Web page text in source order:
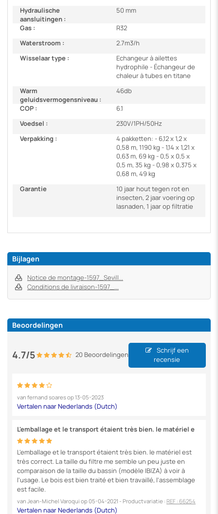
Hydraulische
aansluitingen :
50 mm
Gas :
R32
Waterstroom :
2.7m3/h
Wisselaar type :
Echangeur à ailettes
hydrophile - Échangeur de
chaleur à tubes en titane
Warm
geluidsvermogensniveau :
46db
COP :
6.1
Voedsel :
230V/1PH/50Hz
Verpakking :
4 pakketten: - 6,12 x 1,2 x
0,58 m, 1190 kg - 1,14 x 1,21 x
0,63 m, 69 kg - 0,5 x 0,5 x
0,5 m, 35 kg - 0,98 x 0,375 x
0,68 m, 49 kg
Garantie
10 jaar hout tegen rot en
insecten, 2 jaar voering op
lasnaden, 1 jaar op filtratie
Bijlagen
Notice de montage-1597_Sevill...
Conditions de livraison-1597_...
Beoordelingen
4.7/5 20 Beoordelingen
Schrijf een
recensie
van fernand soaresop 13-05-2023
L'emballage et le transport étaient très bien. le matériel e
L'emballage et le transport étaient très bien. le matériel est
très correct. La taille du filtre me semble un peu juste en
comparaison de la taille du bassin (modèle IBIZA) à voir à
l'usage. Le bois est bien traité et bien travaillé, l'assemblage
est facile.
van Jean-Michel Varoqui op05-04-2021 - Productvariatie :REF : 66254